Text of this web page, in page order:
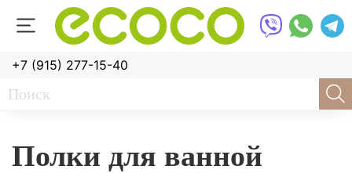
+7 (915) 277-15-40
Полки для ванной